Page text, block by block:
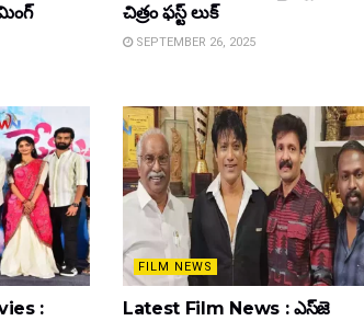
చిత్రం ఫస్ట్ లుక్
SEPTEMBER 26, 2025
:
FILM NEWS
Latest Film News : ఎస్‌జె